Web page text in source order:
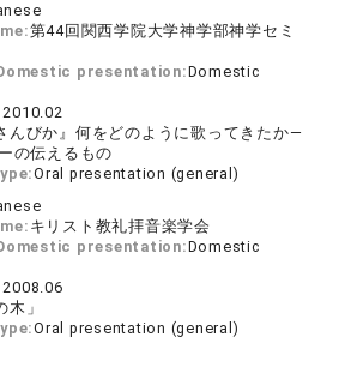
第44回関西学院大学神学部神学セミ
presentation:Domestic
2010.02
んびか』何をどのように歌ってきたか―
の伝えるもの
Oral presentation (general)
キリスト教礼拝音楽学会
presentation:Domestic
2008.06
」
Oral presentation (general)